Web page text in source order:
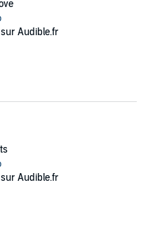
Audible.fr
Audible.fr